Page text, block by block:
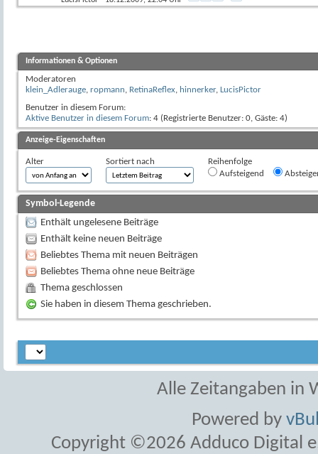
Informationen & Optionen
Moderatoren
klein_Adlerauge, ropmann, RetinaReflex, hinnerker, LucisPictor
Benutzer in diesem Forum:
Aktive Benutzer in diesem Forum: 4 (Registrierte Benutzer: 0, Gäste: 4)
Anzeige-Eigenschaften
Alter Sortiert nach
Reihenfolge
Aufsteigend
Symbol-Legende
Enthält ungelesene Beiträge
Enthält keine neuen Beiträge
Beliebtes Thema mit neuen Beiträgen
Beliebtes Thema ohne neue Beiträge
Thema geschlossen
Sie haben in diesem Thema geschrieben.
Alle Zeitangaben in
Powered by
Copyright ©2026 Adduco Digital